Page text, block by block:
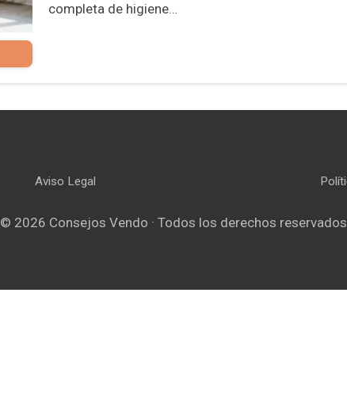
completa de higiene…
Aviso Legal
© 2026 Consejos Vendo · Todos los derechos reservados